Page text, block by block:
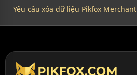
Yêu cầu xóa dữ liệu Pikfox Merchant